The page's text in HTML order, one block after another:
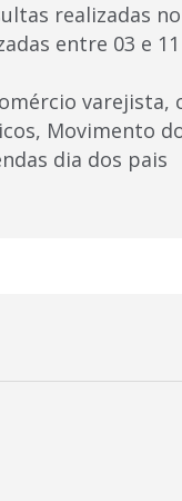
realizadas
entre 03 e
Movimento
dia dos pais